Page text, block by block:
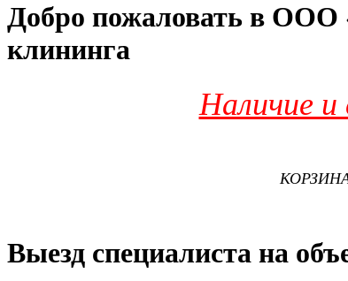
Добро пожаловать в ООО
клининга
Наличие
Выезд специалиста на